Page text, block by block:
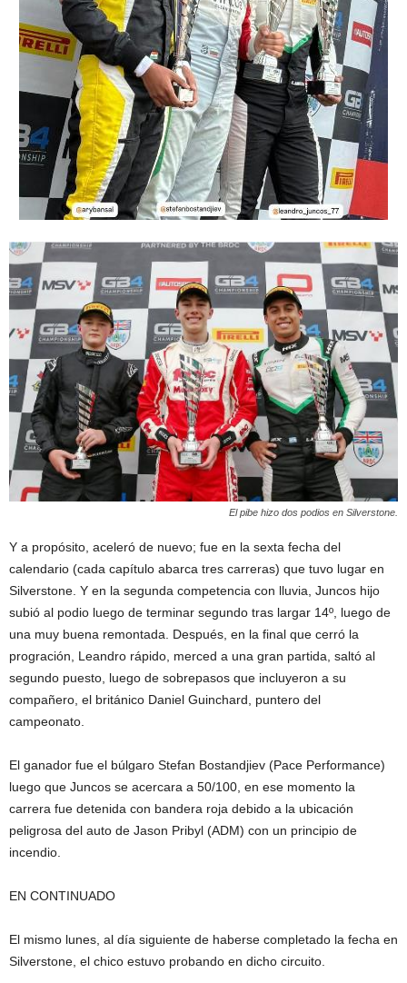
El pibe hizo dos podios en Silverstone.
Y a propósito, aceleró de nuevo; fue en la sexta fecha del
calendario (cada capítulo abarca tres carreras) que tuvo lugar en
Silverstone. Y en la segunda competencia con lluvia, Juncos hijo
subió al podio luego de terminar segundo tras largar 14º, luego de
una muy buena remontada. Después, en la final que cerró la
progración, Leandro rápido, merced a una gran partida, saltó al
segundo puesto, luego de sobrepasos que incluyeron a su
compañero, el británico Daniel Guinchard, puntero del
campeonato.
El ganador fue el búlgaro Stefan Bostandjiev (Pace Performance)
luego que Juncos se acercara a 50/100, en ese momento la
carrera fue detenida con bandera roja debido a la ubicación
peligrosa del auto de Jason Pribyl (ADM) con un principio de
incendio.
EN CONTINUADO
El mismo lunes, al día siguiente de haberse completado la fecha en
Silverstone, el chico estuvo probando en dicho circuito.